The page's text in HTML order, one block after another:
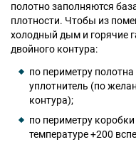
полотно заполняются
плотности. Чтобы из
холодный дым и горячие
двойного контура:
по периметру
уплотнитель (по
контура);
по периметру
температуре +200